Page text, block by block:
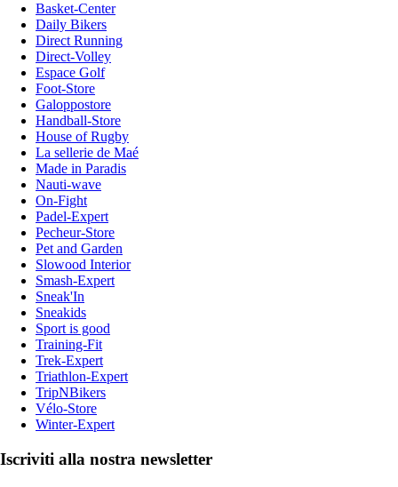
Basket-Center
Daily Bikers
Direct Running
Direct-Volley
Espace Golf
Foot-Store
Galoppostore
Handball-Store
House of Rugby
La sellerie de Maé
Made in Paradis
Nauti-wave
On-Fight
Padel-Expert
Pecheur-Store
Pet and Garden
Slowood Interior
Smash-Expert
Sneak'In
Sneakids
Sport is good
Training-Fit
Trek-Expert
Triathlon-Expert
TripNBikers
Vélo-Store
Winter-Expert
Iscriviti alla nostra newsletter